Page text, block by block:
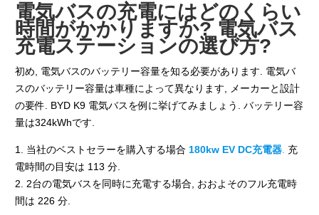
電気バスの充電にはどのくらい
時間がかかりますか? 電気バス
充電ステーションの選び方?
初め, 電気バスのバッテリー容量を知る必要があります. 電気バ
スのバッテリー容量は車種によって異なります, メーカーと設計
の要件. BYD K9 電気バスを例に挙げてみましょう. バッテリー容
量は324kWhです.
1. 当社のベストセラーを購入する場合 180kw EV DC充電器 充
電時間の目安は 113 分.
2. 2台の電気バスを同時に充電する場合, おおよそのフル充電時
間は 226 分.